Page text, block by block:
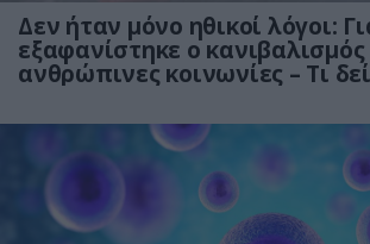
Δεν ήταν μόνο ηθικοί λόγοι:
εξαφανίστηκε ο
ανθρώπινες κοινωνίες – Τι